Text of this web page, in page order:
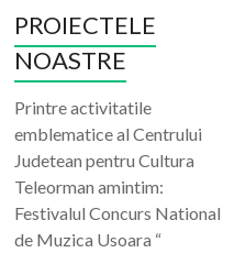
PROIECTELE
NOASTRE
Printre activitatile
emblematice al Centrului
Judetean pentru Cultura
Teleorman amintim:
Festivalul Concurs National
de Muzica Usoara “